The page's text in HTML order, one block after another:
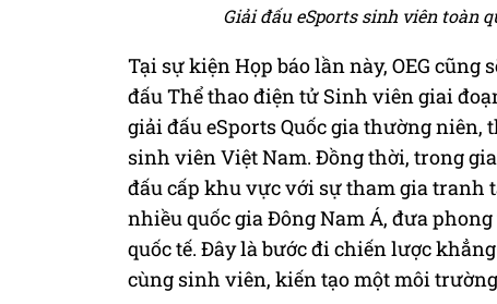
Giải đấu eSports sinh viên toàn
Tại sự kiện Họp báo lần này, OEG
đấu Thể thao điện tử Sinh viên giai
giải đấu eSports Quốc gia thường niên,
sinh viên Việt Nam. Đồng thời, trong
đấu cấp khu vực với sự tham gia tranh
nhiều quốc gia Đông Nam Á, đưa
quốc tế. Đây là bước đi chiến lược
cùng sinh viên, kiến tạo một môi